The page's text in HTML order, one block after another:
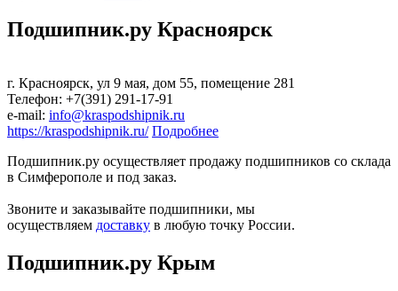
Подшипник.ру Красноярск
г. Красноярск, ул 9 мая, дом 55, помещение 281
Телефон: +7(391) 291-17-91
е-mail: info@kraspodshipnik.ru
https://kraspodshipnik.ru/ Подробнее
Подшипник.ру осуществляет продажу подшипников со склада
в Симферополе и под заказ.
Звоните и заказывайте подшипники, мы
осуществляем доставку в любую точку России.
Подшипник.ру Крым